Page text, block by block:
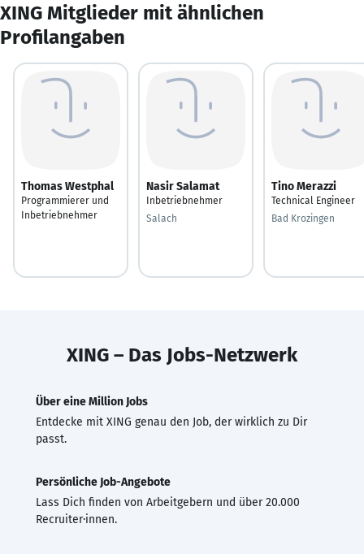
XING Mitglieder mit ähnlichen
Profilangaben
Thomas Westphal
Programmierer und
Inbetriebnehmer
Nasir Salamat
Inbetriebnehmer
Salach
Tino Merazzi
Technical Engineer
Bad Krozingen
XING – Das Jobs-Netzwerk
Über eine Million Jobs
Entdecke mit XING genau den Job, der wirklich zu Dir
passt.
Persönliche Job-Angebote
Lass Dich finden von Arbeitgebern und über 20.000
Recruiter·innen.